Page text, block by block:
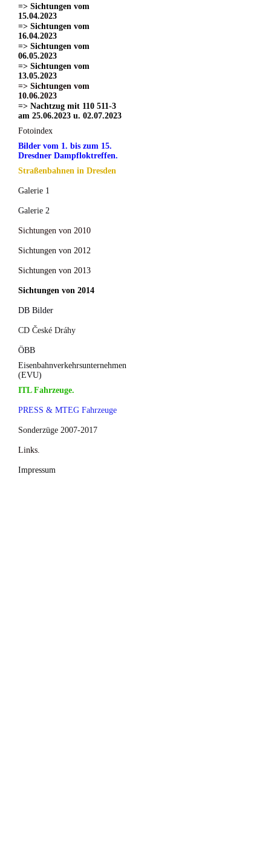
=> Sichtungen vom
15.04.2023
=> Sichtungen vom
16.04.2023
=> Sichtungen vom
06.05.2023
=> Sichtungen vom
13.05.2023
=> Sichtungen vom
10.06.2023
=> Nachtzug mit 110 511-3
am 25.06.2023 u. 02.07.2023
Fotoindex
Bilder vom 1. bis zum 15.
Dresdner Dampfloktreffen.
Straßenbahnen in Dresden
Galerie 1
Galerie 2
Sichtungen von 2010
Sichtungen von 2012
Sichtungen von 2013
Sichtungen von 2014
DB Bilder
CD České Dráhy
ÖBB
Eisenbahnverkehrsunternehmen
(EVU)
ITL Fahrzeuge.
PRESS & MTEG Fahrzeuge
Sonderzüge 2007-2017
Links.
Impressum